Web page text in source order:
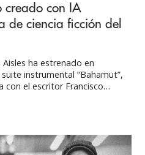
creado con IA
de ciencia ficción del
ha estrenado en
instrumental “Bahamut”,
con el escritor Francisco
por distintos pasajes